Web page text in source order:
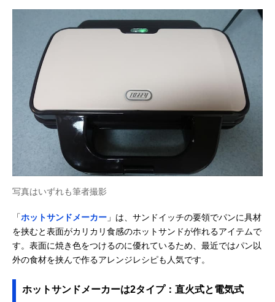
写真はいずれも筆者撮影
「ホットサンドメーカー 」は、サンドイッチの要領でパンに具材
を挟むと表面がカリカリ食感のホットサンドが作れるアイテムで
す。表面に焼き色をつけるのに優れているため、最近ではパン以
外の食材を挟んで作るアレンジレシピも人気です。
ホットサンドメーカーは2タイプ：直火式と電気式